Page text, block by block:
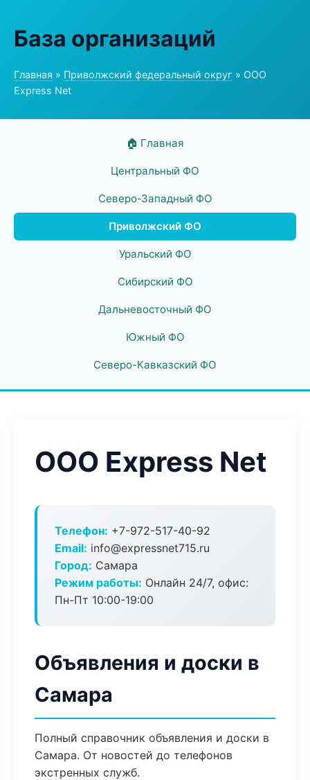
База организаций
Главная » Приволжский федеральный округ » ООО
Express Net
🏠 Главная
Центральный ФО
Северо-Западный ФО
Приволжский ФО
Уральский ФО
Сибирский ФО
Дальневосточный ФО
Южный ФО
Северо-Кавказский ФО
ООО Express Net
Телефон: +7-972-517-40-92
Email: info@expressnet715.ru
Город: Самара
Режим работы: Онлайн 24/7, офис:
Пн-Пт 10:00-19:00
Объявления и доски в
Самара
Полный справочник объявления и доски в
Самара. От новостей до телефонов
экстренных служб.